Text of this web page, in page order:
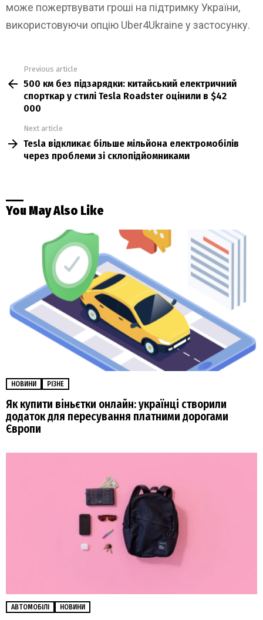
може пожертвувати гроші на підтримку України,
використовуючи опцію Uber4Ukraine у застосунку.
more
Previous article
500 км без підзарядки: китайський електричний
спорткар у стилі Tesla Roadster оцінили в $42
000
Next article
Tesla відкликає більше мільйона електромобілів
через проблеми зі склопідйомниками
You May Also Like
НОВИНИ РІЗНЕ
Як купити віньєтки онлайн: українці створили
додаток для пересування платними дорогами
Європи
АВТОМОБІЛІ НОВИНИ